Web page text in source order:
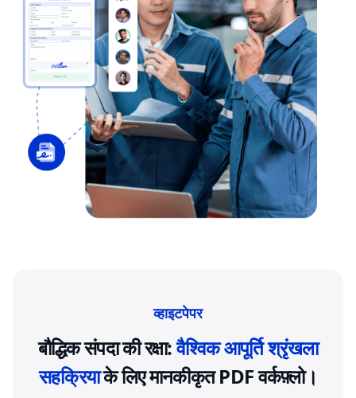
व्हाइटपेपर
बौद्धिक संपदा की रक्षा:वैश्विक आपूर्ति श्रृंखला
सहक्रियाके लिए मानकीकृत PDF वर्कफ़्लो।